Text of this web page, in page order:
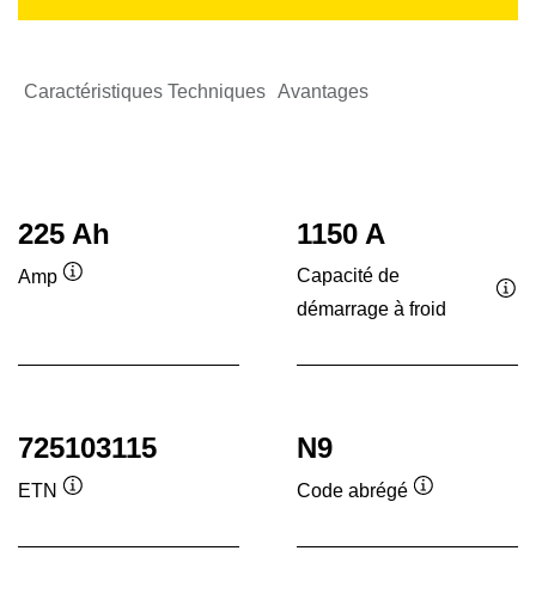
Caractéristiques Techniques Avantages
225 Ah
Amp
1150 A
Capacité de
démarrage à froid
725103115
ETN
N9
Code abrégé